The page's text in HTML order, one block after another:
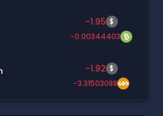
-1.95 $
-0.00344403
-1.92 $
-3.31503088